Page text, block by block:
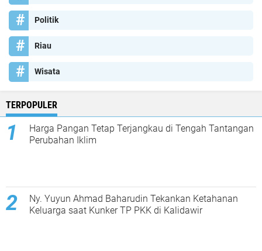
Politik
Riau
Wisata
TERPOPULER
Harga Pangan Tetap Terjangkau di Tengah Tantangan
Perubahan Iklim
Ny. Yuyun Ahmad Baharudin Tekankan Ketahanan
Keluarga saat Kunker TP PKK di Kalidawir